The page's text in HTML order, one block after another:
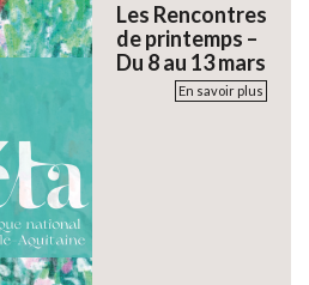
Les Rencontres
de printemps –
Du 8 au 13 mars
En savoir plus